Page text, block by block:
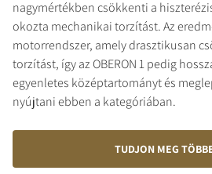
nagymértékben csökkenti a
okozta mechanikai torzítást. Az
motorrendszer, amely drasztikusan
torzítást, így az OBERON 1 pedig
egyenletes középtartományt és
nyújtani ebben a kategóriában.
TUDJON MEG